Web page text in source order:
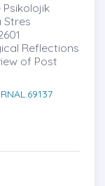
Stres
Reflections
of Post